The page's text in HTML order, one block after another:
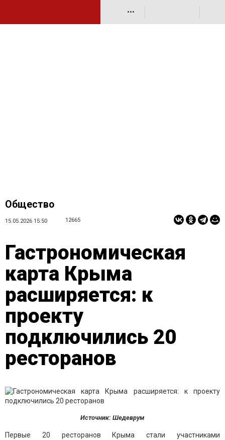
•••
Общество
15.05.2026 15:50 12665
Гастрономическая
карта Крыма
расширяется: к
проекту
подключились 20
ресторанов
Источник: Шедеврум
Первые 20 ресторанов Крыма стали участниками